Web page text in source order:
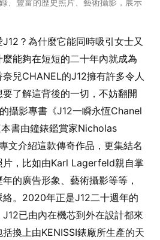
、豐富的歷史照片、藝術攝影，展示
？為什麼它能同時吸引女士又
能夠在短短的二十年內就成為
兒CHANEL的J12擁有許多令人
了解這背後的一切，不妨翻開
攝影專書《J12一瞬永恆Chanel
書由鐘錶鑑賞家Nicholas
文介紹這款傳奇作品，更集結名
片，比如由Karl Lagerfeld親自掌
的廣告形象、藝術攝影等等，
絡。2020年正是J12二十週年的
已由內在機芯到外在設計都來
換上由KENISSI錶廠所生產的天